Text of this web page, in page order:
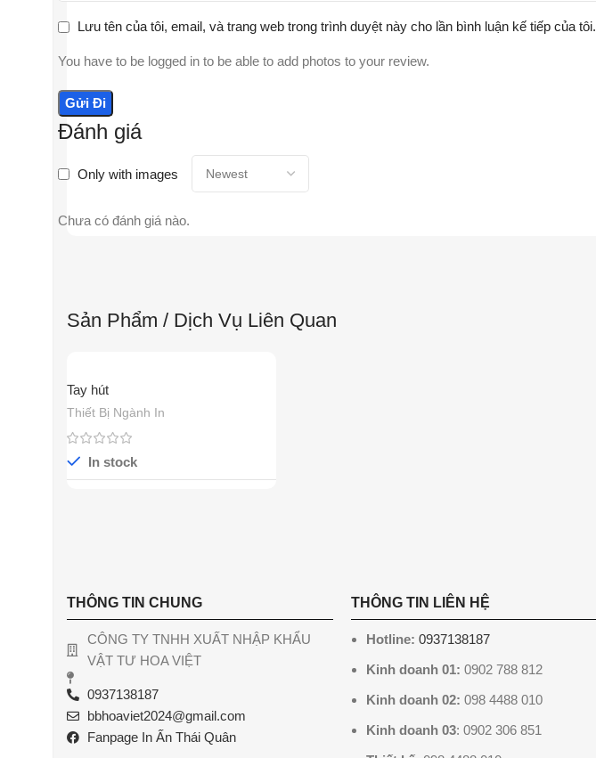
Đánh giá
Only with images
Chưa có đánh giá nào.
Lưu tên của tôi, email, và trang web trong trình duyệt này cho lần bình luận kế tiếp của tôi.
You have to be logged in to be able to add photos to your review.
Sản Phẩm / Dịch Vụ Liên Quan
Tay hút
Thiết Bị Ngành In
In stock
THÔNG TIN CHUNG
CÔNG TY TNHH XUẤT NHẬP KHẨU
VẬT TƯ HOA VIỆT
0937138187
bbhoaviet2024@gmail.com
Fanpage In Ấn Thái Quân
THÔNG TIN LIÊN HỆ
Hotline: 0937138187
Kinh doanh 01: 0902 788 812
Kinh doanh 02: 098 4488 010
Kinh doanh 03: 0902 306 851